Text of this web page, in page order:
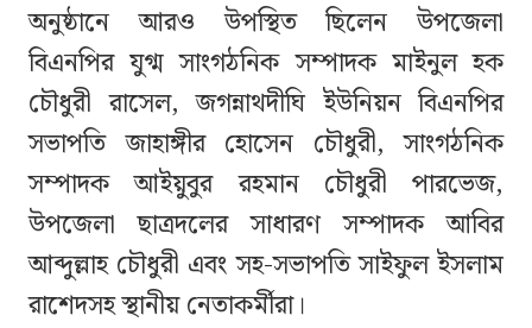
অনুষ্ঠানে আরও উপস্থিত ছিলেন উপজেলা
বিএনপির যুগ্ম সাংগঠনিক সম্পাদক মাইনুল হক
চৌধুরী রাসেল, জগন্নাথদীঘি ইউনিয়ন বিএনপির
সভাপতি জাহাঙ্গীর হোসেন চৌধুরী, সাংগঠনিক
সম্পাদক আইয়ুবুর রহমান চৌধুরী পারভেজ,
উপজেলা ছাত্রদলের সাধারণ সম্পাদক আবির
আব্দুল্লাহ চৌধুরী এবং সহ-সভাপতি সাইফুল ইসলাম
রাশেদসহ স্থানীয় নেতাকর্মীরা।